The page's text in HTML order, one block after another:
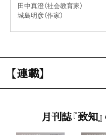
田中真澄（社会教育家）
城島明彦（作家）
【連載】
私の座右銘
「有言実行―逆境が人を創る」
月刊誌『致知